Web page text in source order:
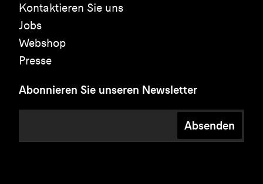
Kontaktieren Sie uns
Jobs
Webshop
Presse
Abonnieren Sie unseren Newsletter
Absenden